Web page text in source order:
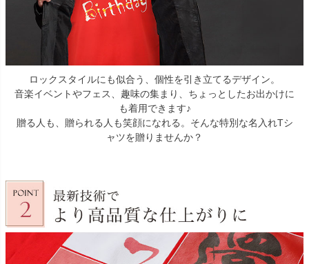
ロックスタイルにも似合う、個性を引き立てるデザイン。
音楽イベントやフェス、趣味の集まり、ちょっとしたお出かけに
も着用できます♪
贈る人も、贈られる人も笑顔になれる。そんな特別な名入れTシ
ャツを贈りませんか？